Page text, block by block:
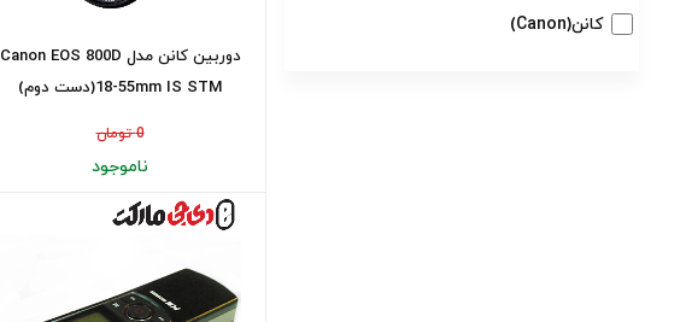
کانن(Canon)
دوربین کانن مدل Canon EOS 800D
18-55mm IS STM(دست دوم)
0 تومان
ناموجود